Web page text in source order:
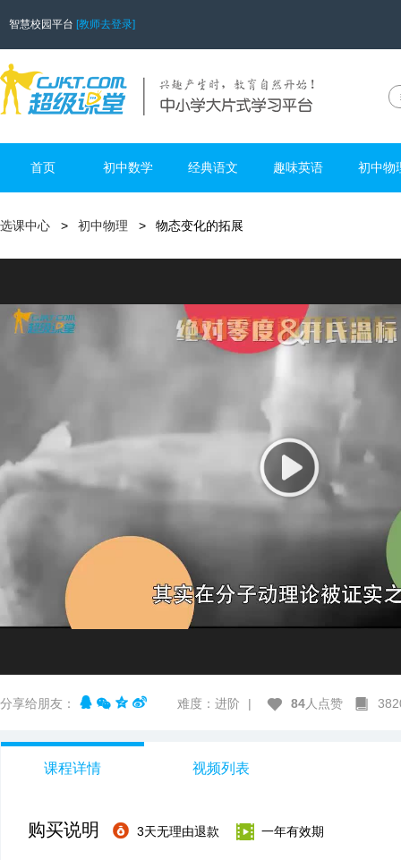
智慧校园平台 [教师去登录]
首页 初中数学 经典语文 趣味英语 初中物
选课中心 初中物理 物态变化的拓展
分享给朋友： 难度：进阶 | 84人点赞
课程详情 视频列表
购买说明 3天无理由退款 一年有效期